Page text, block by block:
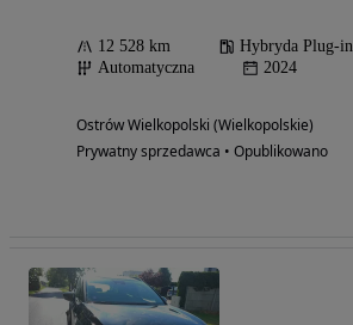
12 528 km
Hybryda Plug-in
Automatyczna
2024
Ostrów Wielkopolski (Wielkopolskie)
Prywatny sprzedawca • Opublikowano